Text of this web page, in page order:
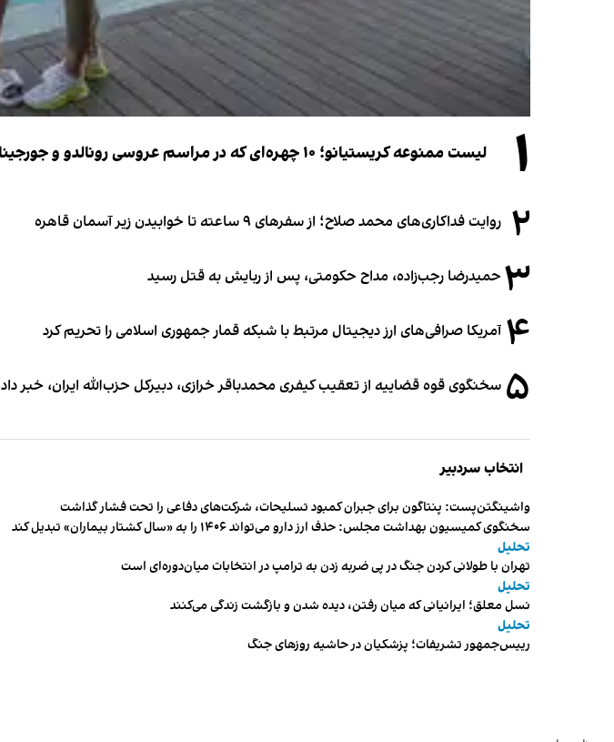
۱ لیست ممنوعه کریستیانو؛ ۱۰ چهره‌ای که در مراسم عروسی رونالدو و جورجینا جایی ندارند
۲ روایت فداکاری‌های محمد صلاح؛ از سفرهای ۹ ساعته تا خوابیدن زیر آسمان قاهره
۳ حمیدرضا رجب‌زاده، مداح حکومتی، پس از ربایش به قتل رسید
۴ آمریکا صرافی‌های ارز دیجیتال مرتبط با شبکه قمار جمهوری اسلامی را تحریم کرد
۵ سخنگوی قوه قضاییه از تعقیب کیفری محمدباقر خرازی، دبیر‌کل حزب‌الله ایران، خبر داد
انتخاب سردبیر
واشینگتن‌پست: پنتاگون برای جبران کمبود تسلیحات، شرکت‌های دفاعی را تحت فشار گذاشت
سخنگوی کمیسیون بهداشت مجلس: حذف ارز دارو می‌تواند ۱۴۰۶ را به «سال کشتار بیماران» تبدیل کند
تحلیل
تهران با طولانی کردن جنگ در پی ضربه زدن به ترامپ در انتخابات میان‌دوره‌ای است
تحلیل
نسل معلق؛ ایرانیانی که میان رفتن، دیده شدن و بازگشت زندگی می‌کنند
تحلیل
رییس‌جمهور تشریفات؛ پزشکیان در حاشیه روزهای جنگ